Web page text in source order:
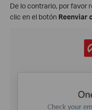
De lo contrario, por favor
clic en el botón Reenviar